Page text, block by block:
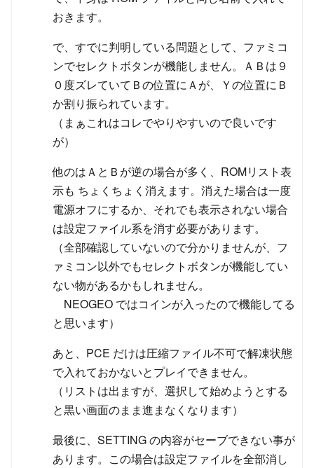
おきます。
で、すでに判明している問題として、ファミコ
ンでセレクトボタンが機能しません。ＡＢは９
０度ズレていてＢの位置にＡが、Ｙの位置にＢ
か割り振られています。
（まぁこれはコレでやりやすいので良いです
が）
他のはＡとＢが逆の場合が多く、ROMリスト表
示も ちょくちょく消えます。消えた場合は一度
電源オフにするか、それでも表示されない場合
は設定ファイル系を消す必要があります。
（全部確認していないので分かりませんが、フ
ァミコン以外でもセレクトボタンが機能してい
ない物があるかもしれません。
NEOGEO ではコインが入ったので機能してる
と思います）
あと、PCE だけは圧縮ファイル不可で解凍状態
で入れておかないとプレイできません。
（リストは出ますが、選択して始めようとする
と黒い画面のまま進まなくなります）
最後に、SETTING の内容がセーブできない事が
あります。この場合は設定ファイルを全部消し